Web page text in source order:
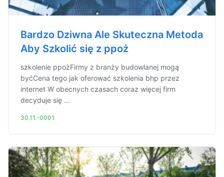
Bardzo Dziwna Ale Skuteczna Metoda
Aby Szkolić się z ppoż
szkolenie ppożFirmy z branży budowlanej mogą
byćCena tego jak oferować szkolenia bhp przez
internet W obecnych czasach coraz więcej firm
decyduje się ...
30.11.-0001